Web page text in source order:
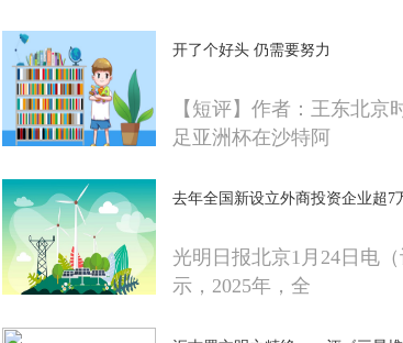
开了个好头 仍需要努力
【短评】作者：王东北京
足亚洲杯在沙特阿
去年全国新设立外商投资企业超7
光明日报北京1月24日电
示，2025年，全